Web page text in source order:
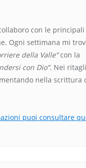
con le principali
Ogni settimana mi
della Valle”con la
con Dio”. Nei
nella scrittura
puoi consultare